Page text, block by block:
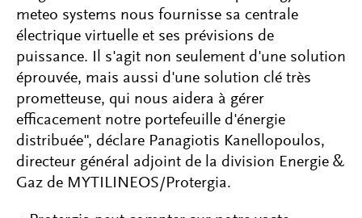
meteo systems nous fournisse sa centrale
électrique virtuelle et ses prévisions de
puissance. Il s'agit non seulement d'une solution
éprouvée, mais aussi d'une solution clé très
prometteuse, qui nous aidera à gérer
efficacement notre portefeuille d'énergie
distribuée", déclare Panagiotis Kanellopoulos,
directeur général adjoint de la division Energie &
Gaz de MYTILINEOS/Protergia.